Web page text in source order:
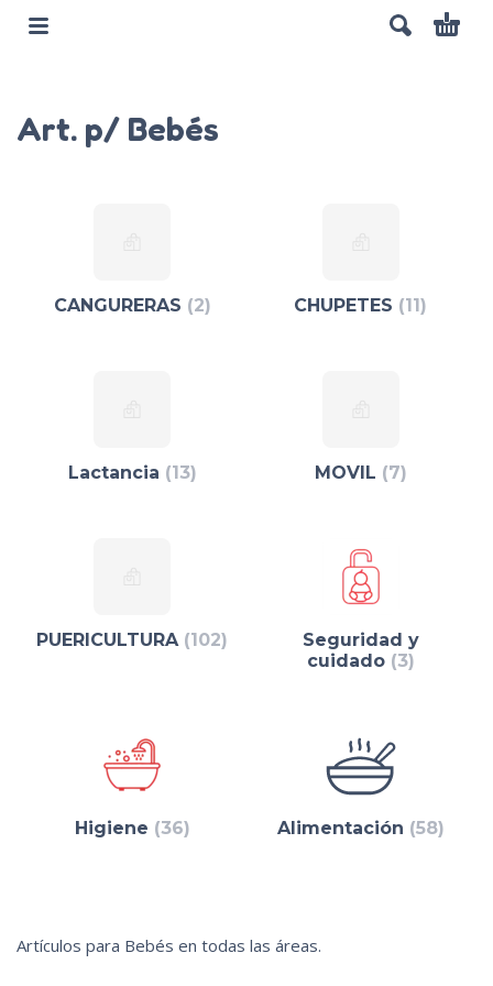
Art. p/ Bebés
CANGURERAS (2) CHUPETES (11)
Lactancia (13) MOVIL (7)
PUERICULTURA (102)
Seguridad y
cuidado (3)
Higiene (36) Alimentación (58)
Artículos para Bebés en todas las áreas.